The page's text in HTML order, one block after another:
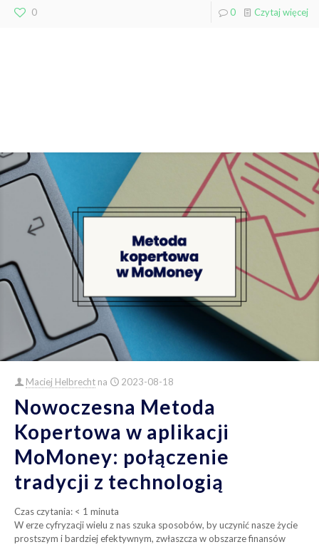
0 0 Czytaj więcej
Maciej Helbrecht na 2023-08-18
Nowoczesna Metoda
Kopertowa w aplikacji
MoMoney: połączenie
tradycji z technologią
Czas czytania: < 1 minuta
W erze cyfryzacji wielu z nas szuka sposobów, by uczynić nasze życie
prostszym i bardziej efektywnym, zwłaszcza w obszarze finansów